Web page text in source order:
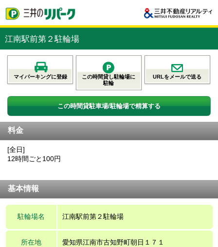
江南駅前第２駐輪場
マイパーキングに登録
この時間貸し駐輪場に
駐輪
URLをメールで送る
この時間貸駐車場/駐輪場で精算する
料金
[全日]
12時間ごと100円
基本情報
駐輪場名 江南駅前第２駐輪場
所在地 愛知県江南市古知野町朝日１７１